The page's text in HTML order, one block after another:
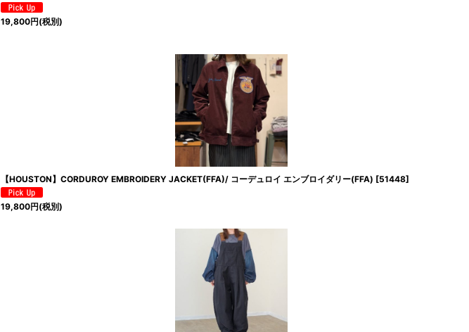
19,800円(税別)
【HOUSTON】CORDUROY EMBROIDERY JACKET(FFA)/ コーデュロイ エンブロイダリー(FFA) [51448]
19,800円(税別)